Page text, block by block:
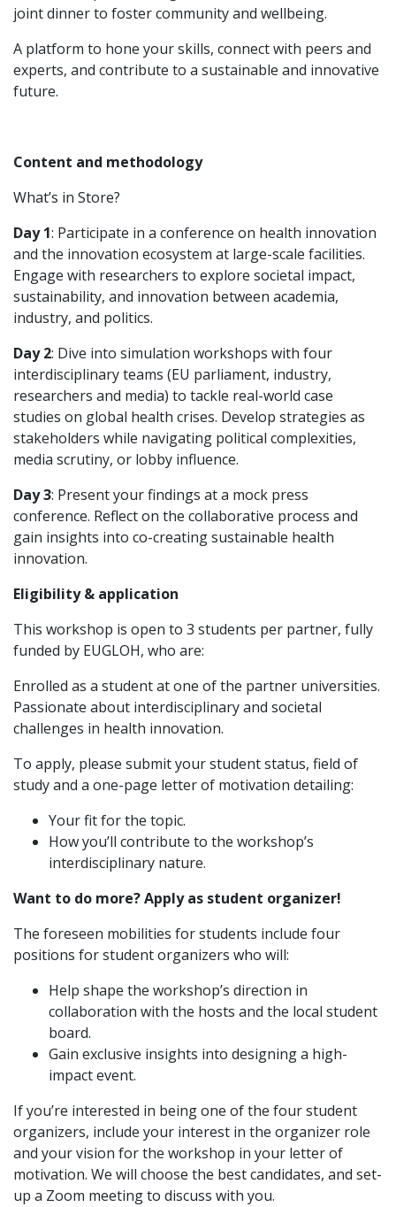
joint dinner to foster community and wellbeing.
A platform to hone your skills, connect with peers and
experts, and contribute to a sustainable and innovative
future.
Content and methodology
What’s in Store?
Day 1: Participate in a conference on health innovation
and the innovation ecosystem at large-scale facilities.
Engage with researchers to explore societal impact,
sustainability, and innovation between academia,
industry, and politics.
Day 2: Dive into simulation workshops with four
interdisciplinary teams (EU parliament, industry,
researchers and media) to tackle real-world case
studies on global health crises. Develop strategies as
stakeholders while navigating political complexities,
media scrutiny, or lobby influence.
Day 3: Present your findings at a mock press
conference. Reflect on the collaborative process and
gain insights into co-creating sustainable health
innovation.
Eligibility & application
This workshop is open to 3 students per partner, fully
funded by EUGLOH, who are:
Enrolled as a student at one of the partner universities.
Passionate about interdisciplinary and societal
challenges in health innovation.
To apply, please submit your student status, field of
study and a one-page letter of motivation detailing:
Your fit for the topic.
How you’ll contribute to the workshop’s
interdisciplinary nature.
Want to do more? Apply as student organizer!
The foreseen mobilities for students include four
positions for student organizers who will:
Help shape the workshop’s direction in
collaboration with the hosts and the local student
board.
Gain exclusive insights into designing a high-
impact event.
If you’re interested in being one of the four student
organizers, include your interest in the organizer role
and your vision for the workshop in your letter of
motivation. We will choose the best candidates, and set-
up a Zoom meeting to discuss with you.